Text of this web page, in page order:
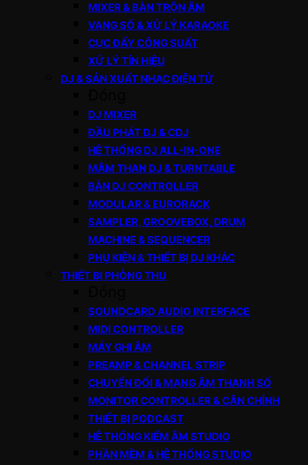
MIXER & BÀN TRỘN ÂM
VANG SỐ & XỬ LÝ KARAOKE
CỤC ĐẨY CÔNG SUẤT
XỬ LÝ TÍN HIỆU
DJ & SẢN XUẤT NHẠC ĐIỆN TỬ
DJ MIXER
ĐẦU PHÁT DJ & CDJ
HỆ THỐNG DJ ALL-IN-ONE
MÂM THAN DJ & TURNTABLE
BÀN DJ CONTROLLER
MODULAR & EURORACK
SAMPLER, GROOVEBOX, DRUM
MACHINE & SEQUENCER
PHỤ KIỆN & THIẾT BỊ DJ KHÁC
THIẾT BỊ PHÒNG THU
SOUNDCARD AUDIO INTERFACE
MIDI CONTROLLER
MÁY GHI ÂM
PREAMP & CHANNEL STRIP
CHUYỂN ĐỔI & MẠNG ÂM THANH SỐ
MONITOR CONTROLLER & CÂN CHỈNH
THIẾT BỊ PODCAST
HỆ THỐNG KIỂM ÂM STUDIO
PHẦN MỀM & HỆ THỐNG STUDIO